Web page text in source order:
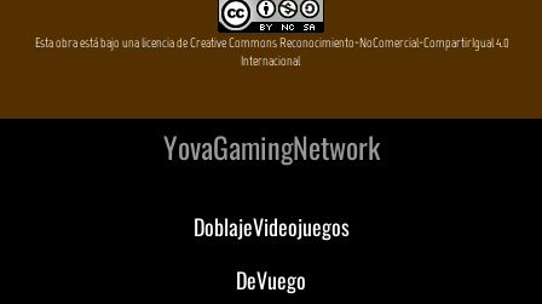
Esta obra está bajo una licencia de Creative Commons Reconocimiento-NoComercial-CompartirIgual 4.0
Internacional
YovaGamingNetwork
DoblajeVideojuegos
DeVuego